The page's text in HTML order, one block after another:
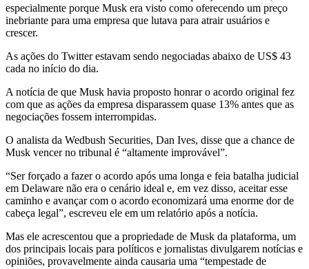
especialmente porque Musk era visto como oferecendo um preço
inebriante para uma empresa que lutava para atrair usuários e
crescer.
As ações do Twitter estavam sendo negociadas abaixo de US$ 43
cada no início do dia.
A notícia de que Musk havia proposto honrar o acordo original fez
com que as ações da empresa disparassem quase 13% antes que as
negociações fossem interrompidas.
O analista da Wedbush Securities, Dan Ives, disse que a chance de
Musk vencer no tribunal é “altamente improvável”.
“Ser forçado a fazer o acordo após uma longa e feia batalha judicial
em Delaware não era o cenário ideal e, em vez disso, aceitar esse
caminho e avançar com o acordo economizará uma enorme dor de
cabeça legal”, escreveu ele em um relatório após a notícia.
Mas ele acrescentou que a propriedade de Musk da plataforma, um
dos principais locais para políticos e jornalistas divulgarem notícias e
opiniões, provavelmente ainda causaria uma “tempestade de